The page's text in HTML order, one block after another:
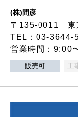
(株)間彦
〒135-0011 東
TEL：03-3644-
営業時間：9:00
販売可 工